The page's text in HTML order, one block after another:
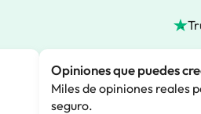
Opiniones que puedes
Miles de opiniones reales
seguro.